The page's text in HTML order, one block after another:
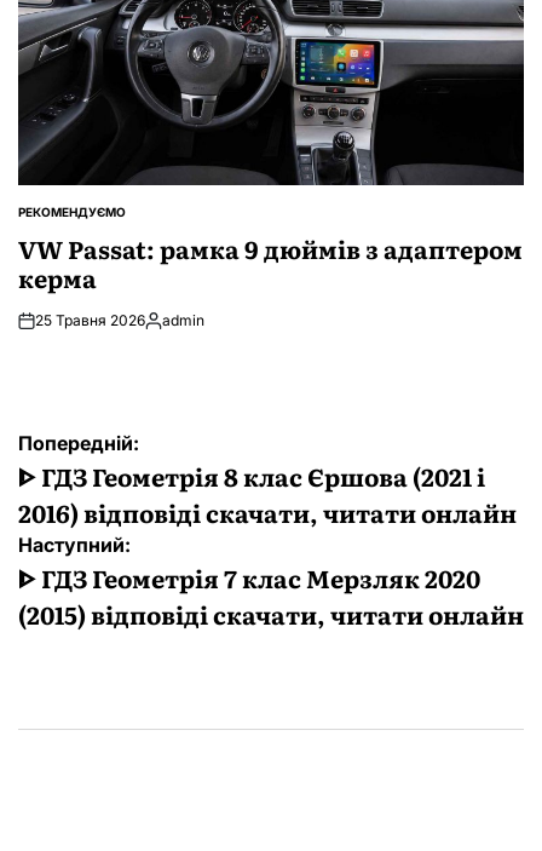
ОПУБЛІКУВАТИ
РЕКОМЕНДУЄМО
VW Passat: рамка 9 дюймів з адаптером
керма
25 Травня 2026Опубліковано
admin
Навігація
записів
Попередній:
ᐈ ГДЗ Геометрія 8 клас Єршова (2021 і
2016) відповіді скачати, читати онлайн
Наступний:
ᐈ ГДЗ Геометрія 7 клас Мерзляк 2020
(2015) відповіді скачати, читати онлайн